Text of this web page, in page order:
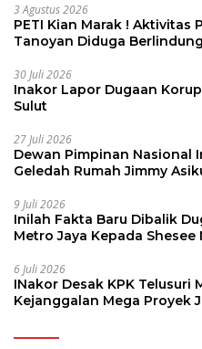
3 Agustus 2026
PETI Kian Marak ! Aktivitas
Tanoyan Diduga
30 Juli 2026
Inakor Lapor Dugaan
Sulut
27 Juli 2026
Dewan Pimpinan Nasional
Geledah Rumah Jimmy
9 Juli 2026
Inilah Fakta Baru Dibalik
Metro Jaya Kepada
6 Juli 2026
INakor Desak KPK Telusuri
Kejanggalan Mega Proyek